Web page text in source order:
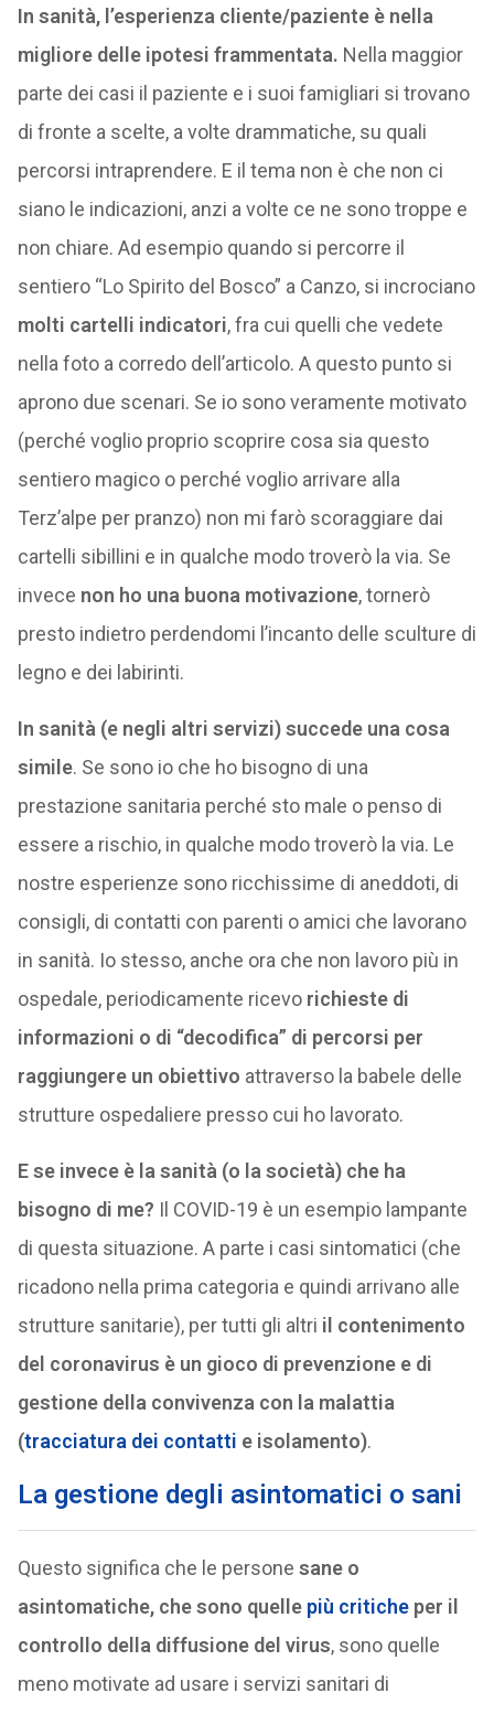
In sanità, l’esperienza cliente/paziente è nella
migliore delle ipotesi frammentata. Nella maggior
parte dei casi il paziente e i suoi famigliari si trovano
di fronte a scelte, a volte drammatiche, su quali
percorsi intraprendere. E il tema non è che non ci
siano le indicazioni, anzi a volte ce ne sono troppe e
non chiare. Ad esempio quando si percorre il
sentiero “Lo Spirito del Bosco” a Canzo, si incrociano
molti cartelli indicatori, fra cui quelli che vedete
nella foto a corredo dell’articolo. A questo punto si
aprono due scenari. Se io sono veramente motivato
(perché voglio proprio scoprire cosa sia questo
sentiero magico o perché voglio arrivare alla
Terz’alpe per pranzo) non mi farò scoraggiare dai
cartelli sibillini e in qualche modo troverò la via. Se
invece non ho una buona motivazione, tornerò
presto indietro perdendomi l’incanto delle sculture di
legno e dei labirinti.
In sanità (e negli altri servizi) succede una cosa
simile. Se sono io che ho bisogno di una
prestazione sanitaria perché sto male o penso di
essere a rischio, in qualche modo troverò la via. Le
nostre esperienze sono ricchissime di aneddoti, di
consigli, di contatti con parenti o amici che lavorano
in sanità. Io stesso, anche ora che non lavoro più in
ospedale, periodicamente ricevo richieste di
informazioni o di “decodifica” di percorsi per
raggiungere un obiettivo attraverso la babele delle
strutture ospedaliere presso cui ho lavorato.
E se invece è la sanità (o la società) che ha
bisogno di me? Il COVID-19 è un esempio lampante
di questa situazione. A parte i casi sintomatici (che
ricadono nella prima categoria e quindi arrivano alle
strutture sanitarie), per tutti gli altri il contenimento
del coronavirus è un gioco di prevenzione e di
gestione della convivenza con la malattia
(tracciatura dei contatti e isolamento).
La gestione degli asintomatici o sani
Questo significa che le persone sane o
asintomatiche, che sono quelle più criticheper il
controllo della diffusione del virus, sono quelle
meno motivate ad usare i servizi sanitari di